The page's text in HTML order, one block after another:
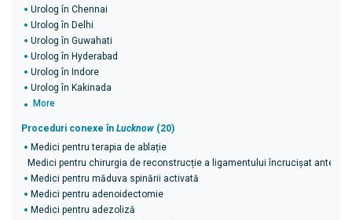
Urolog în Chennai
Urolog în Delhi
Urolog în Guwahati
Urolog în Hyderabad
Urolog în Indore
Urolog în Kakinada
More
Proceduri conexe în Lucknow (20)
Medici pentru terapia de ablație
Medici pentru chirurgia de reconstrucție a ligamentului încrucișat anterior
Medici pentru măduva spinării activată
Medici pentru adenoidectomie
Medici pentru adezoliză